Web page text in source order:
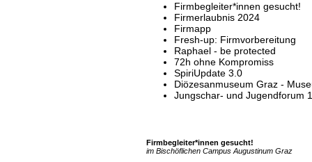
Firmbegleiter*innen gesucht!
Firmerlaubnis 2024
Firmapp
Fresh-up: Firmvorbereitung
Raphael - be protected
72h ohne Kompromiss
SpiriUpdate 3.0
Diözesanmuseum Graz -
Jungschar- und Jugendforum
Firmbegleiter*innen gesucht!
im Bischöflichen Campus Augustinum Graz